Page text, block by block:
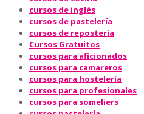
cursos de inglés
cursos de pastelería
cursos de repostería
Cursos Gratuitos
cursos para aficionados
cursos para camareros
cursos para hostelería
cursos para profesionales
cursos para someliers